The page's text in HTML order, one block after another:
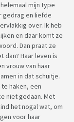
mijn type
gedrag en liefde
over. Ik heb
en daar komt ze
Dan praat ze
dan? Haar leven is
vrouw van haar
in dat schuitje.
haken, een
niet gedaan. Met
het nogal wat, om
voor haar